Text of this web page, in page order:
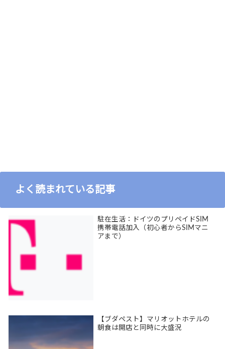
よく読まれている記事
駐在生活：ドイツのプリペイドSIM
携帯電話加入（初心者からSIMマニ
アまで）
【ブダペスト】マリオットホテルの
朝食は開店と同時に大盛況